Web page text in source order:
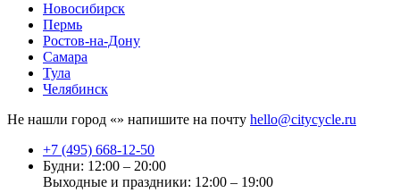
Новосибирск
Пермь
Ростов-на-Дону
Самара
Тула
Челябинск
Не нашли город «» напишите на почту hello@citycycle.ru
+7 (495) 668-12-50
Будни: 12:00 – 20:00
Выходные и праздники: 12:00 – 19:00